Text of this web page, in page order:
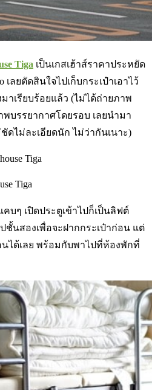
Tiga เป็นเกสเฮ้าส์ราคาประหยัด
เลยตัดสินใจไปเก็บกระเป๋าเอาไว้
เรียบร้อยแล้ว (ไม่ได้ถ่ายภาพ
บรรยากาศโดยรอบ เลยนำมา
ดไม่ละเอียดนัก ไม่ว่ากันเนาะ)
Tiga
คบๆ เปิดประตูเข้าไปก็เป็นลิฟต์
ชั้นสองเพื่อจะฝากกระเป๋าก่อน แต่
ได้เลย พร้อมกับพาไปที่ห้องพักที่